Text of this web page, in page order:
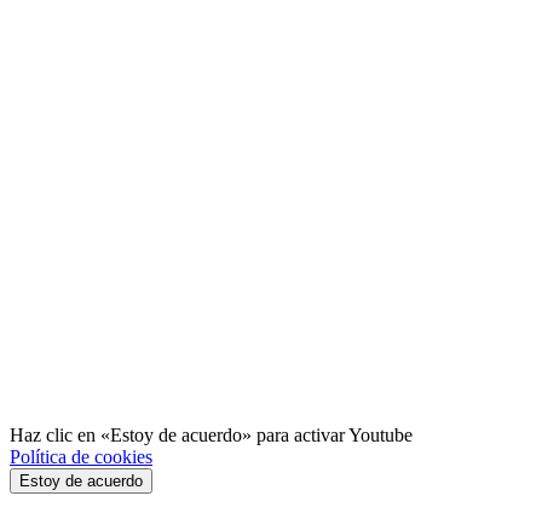
Haz clic en «Estoy de acuerdo» para activar Youtube
Política de cookies
Estoy de acuerdo